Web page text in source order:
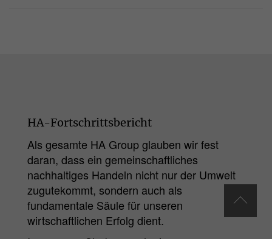
HA-Fortschrittsbericht
Als gesamte HA Group glauben wir fest
daran, dass ein gemeinschaftliches
nachhaltiges Handeln nicht nur der Umwelt
zugutekommt, sondern auch als
fundamentale Säule für unseren
wirtschaftlichen Erfolg dient.